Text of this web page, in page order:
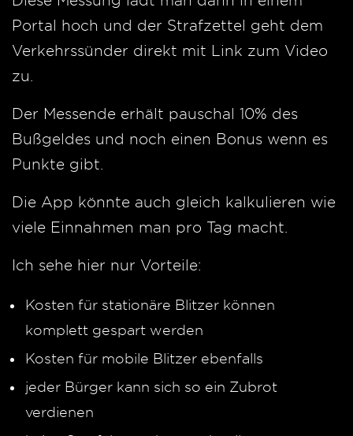
Portal hoch und der Strafzettel geht dem
Verkehrssünder direkt mit Link zum Video
zu.
Der Messende erhält pauschal 10% des
Bußgeldes und noch einen Bonus wenn es
Punkte gibt.
Die App könnte auch gleich kalkulieren wie
viele Einnahmen man pro Tag macht.
Ich sehe hier nur Vorteile:
Kosten für stationäre Blitzer können
komplett gespart werden
Kosten für mobile Blitzer ebenfalls
jeder Bürger kann sich so ein Zubrot
verdienen